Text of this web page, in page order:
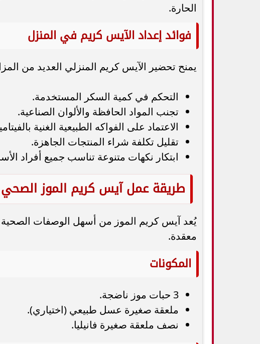
الحارة.
فوائد إعداد الآيس كريم في المنزل
يمنح تحضير الآيس كريم المنزلي العديد من
التحكم في كمية السكر المستخدمة.
تجنب المواد الحافظة والألوان الصناعية.
الاعتماد على الفواكه الطبيعية الغنية
تقليل تكلفة شراء المنتجات الجاهزة.
ابتكار نكهات متنوعة تناسب جميع أفراد
طريقة عمل آيس كريم الموز الصحي
يُعد آيس كريم الموز من أسهل الوصفات الصحية
معقدة.
المكونات
3 حبات موز ناضجة.
ملعقة صغيرة عسل طبيعي (اختياري).
نصف ملعقة صغيرة فانيليا.